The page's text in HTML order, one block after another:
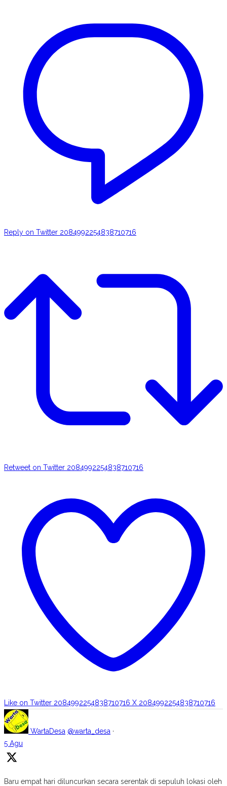
Reply on Twitter 2084992254838710716
Retweet on Twitter 2084992254838710716
Like on Twitter 2084992254838710716 X 2084992254838710716
WartaDesa @warta_desa ·
5 Agu
Baru empat hari diluncurkan secara serentak di sepuluh lokasi oleh